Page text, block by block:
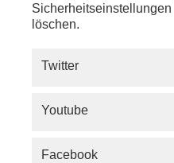
Von phoenix
löschen.
Twitter
Youtube
Facebook